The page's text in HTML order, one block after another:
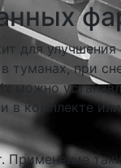
для
туманах, при
можно
комплекте
Применение